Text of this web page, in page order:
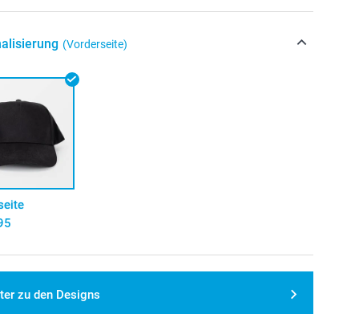
(Vorderseite)
zu den Designs